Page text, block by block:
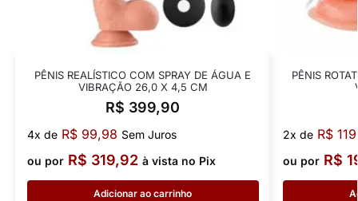
PÊNIS REALÍSTICO COM SPRAY DE ÁGUA E
VIBRAÇÃO 26,0 X 4,5 CM
R$ 399,90
4x de R$99,98 Sem Juros
ou por R$ 319,92 à vista no Pix
Adicionar ao carrinho
PÊNIS
2x de R$
ou por R$